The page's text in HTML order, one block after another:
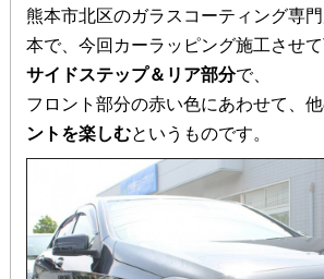
熊本市北区のガラスコーティング専
本で、今回カーラッピング施工させて
サイドステップ＆リア部分で、
フロント部分の赤い色にあわせて、
ントを楽しむというものです。